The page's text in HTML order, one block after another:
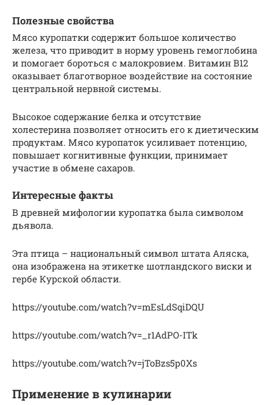
Полезные свойства
Мясо куропатки содержит большое количество
железа, что приводит в норму уровень гемоглобина
и помогает бороться с малокровием. Витамин В12
оказывает благотворное воздействие на состояние
центральной нервной системы.
Высокое содержание белка и отсутствие
холестерина позволяет относить его к диетическим
продуктам. Мясо куропаток усиливает потенцию,
повышает когнитивные функции, принимает
участие в обмене сахаров.
Интересные факты
В древней мифологии куропатка была символом
дьявола.
Эта птица – национальный символ штата Аляска,
она изображена на этикетке шотландского виски и
гербе Курской области.
https://youtube.com/watch?v=mEsLdSqiDQU
https://youtube.com/watch?v=_r1AdPO-ITk
https://youtube.com/watch?v=jToBzs5p0Xs
Применение в кулинарии